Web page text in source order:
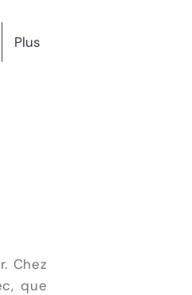
Plus
Chez
que